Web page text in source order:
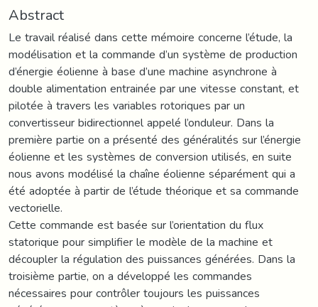
Abstract
Le travail réalisé dans cette mémoire concerne l’étude, la
modélisation et la commande d’un système de production
d’énergie éolienne à base d’une machine asynchrone à
double alimentation entrainée par une vitesse constant, et
pilotée à travers les variables rotoriques par un
convertisseur bidirectionnel appelé l’onduleur. Dans la
première partie on a présenté des généralités sur l’énergie
éolienne et les systèmes de conversion utilisés, en suite
nous avons modélisé la chaîne éolienne séparément qui a
été adoptée à partir de l’étude théorique et sa commande
vectorielle.
Cette commande est basée sur l’orientation du flux
statorique pour simplifier le modèle de la machine et
découpler la régulation des puissances générées. Dans la
troisième partie, on a développé les commandes
nécessaires pour contrôler toujours les puissances